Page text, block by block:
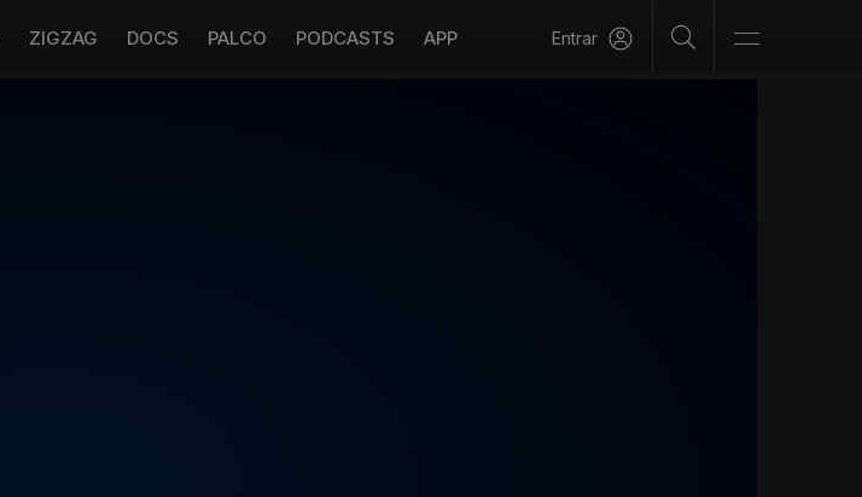
ZIGZAG DOCS PALCO PODCASTS APP Entrar